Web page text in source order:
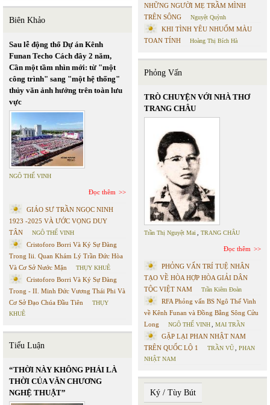
Biên Khảo
Sau lễ động thổ Dự án Kênh
Funan Techo Cách đây 2 năm,
Cần một tầm nhìn mới: từ "một
công trình" sang "một hệ thống"
thủy văn ảnh hưởng trên toàn lưu
vực
NGÔ THẾ VINH
Đọc thêm
GIÁO SƯ TRẦN NGỌC NINH
1923 -2025 VÀ ƯỚC VỌNG DUY
TÂN
NGÔ THẾ VINH
Cristoforo Borri Và Ký Sự Đàng
Trong Iii. Quan Khám Lý Trần Đức Hòa
Và Cơ Sở Nước Mặn
THỤY KHUÊ
Cristoforo Borri Và Ký Sự Đàng
Trong - II. Minh Đức Vương Thái Phi Và
Cơ Sở Đạo Chúa Đầu Tiên
THỤY
KHUÊ
Tiểu Luận
“THỜI NÀY KHÔNG PHẢI LÀ
THỜI CỦA VĂN CHƯƠNG
NGHỆ THUẬT”
NHỮNG NGƯỜI MẸ TRẦM MÌNH
TRÊN SÔNG
Nguyệt Quỳnh
KHI TÌNH YÊU NHUỐM MÀU
TOAN TÍNH
Hoàng Thị Bích Hà
Phỏng Vấn
TRÒ CHUYỆN VỚI NHÀ THƠ
TRANG CHÂU
Trần Thị Nguyệt Mai, TRANG CHÂU
Đọc thêm
PHỎNG VẤN TRÍ TUỆ NHÂN
TẠO VỀ HÒA HỢP HÒA GIẢI DÂN
TỘC VIỆT NAM
Trần Kiêm Đoàn
RFA Phỏng vấn BS Ngô Thế Vinh
về Kênh Funan và Đồng Bằng Sông Cửu
Long
NGÔ THẾ VINH, MAI TRẦN
GẶP LẠI PHAN NHẬT NAM
TRÊN QUỐC LỘ 1
TRẦN VŨ, PHAN
NHẬT NAM
Ký / Tùy Bút